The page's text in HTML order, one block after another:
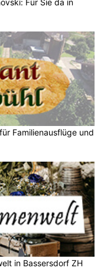
Familienausflüge und
in Bassersdorf ZH